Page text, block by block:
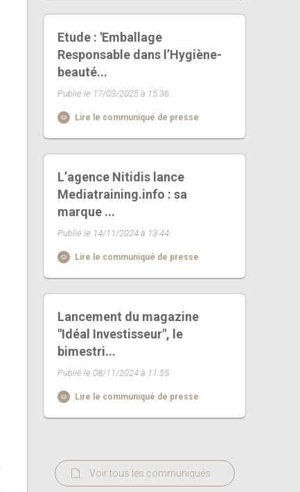
Etude : 'Emballage
Responsable dans l’Hygiène-
beauté...
Publié le 17/03/2025 à 15:36
Lire le communiqué de presse
L’agence Nitidis lance
Mediatraining.info : sa
marque ...
Publié le 14/11/2024 à 13:44
Lire le communiqué de presse
Lancement du magazine
"Idéal Investisseur", le
bimestri...
Publié le 08/11/2024 à 11:55
Lire le communiqué de presse
Voir tous les communiqués